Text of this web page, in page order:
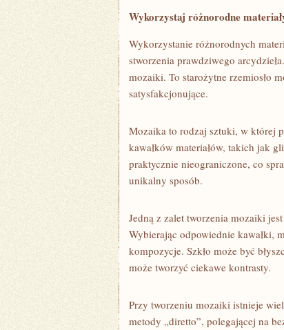
Wykorzystaj ‍różnorodne
Wykorzystanie różnorodnych
‍stworzenia prawdziwego​
mozaiki. To starożytne‍ rzemiosło
satysfakcjonujące.
Mozaika to rodzaj sztuki, w ⁣której
kawałków materiałów, ⁢takich jak
praktycznie nieograniczone, co
unikalny sposób.
Jedną z zalet tworzenia mozaiki
Wybierając odpowiednie kawałki,
kompozycje. Szkło może ⁤być
może tworzyć ciekawe kontrasty.
Przy tworzeniu⁤ mozaiki istnieje
metody „diretto”,⁢ polegającej‌ na